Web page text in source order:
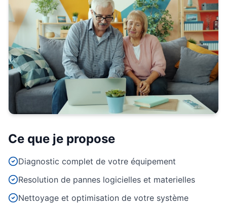
Ce que je propose
Diagnostic complet de votre équipement
Resolution de pannes logicielles et materielles
Nettoyage et optimisation de votre système